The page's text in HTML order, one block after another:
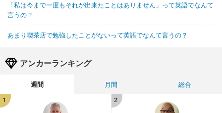
「私は今まで一度もそれが出来たことはありません」って英語でなんて
言うの？
あまり喫茶店で勉強したことがないって英語でなんて言うの？
アンカーランキング
週間 月間
総合
1
2